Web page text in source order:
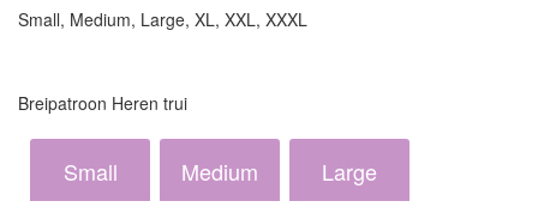
Small, Medium, Large, XL, XXL, XXXL
Breipatroon Heren trui
Small Medium Large